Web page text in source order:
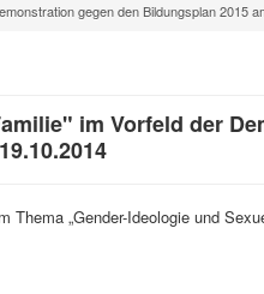
gegen den Bildungsplan 2015
im Vorfeld der
Thema „Gender-Ideologie und